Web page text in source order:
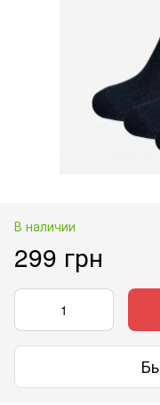
В наличии
299 грн